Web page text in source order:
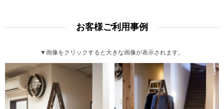
お客様ご利用事例
▼画像をクリックすると大きな画像が表示されます。